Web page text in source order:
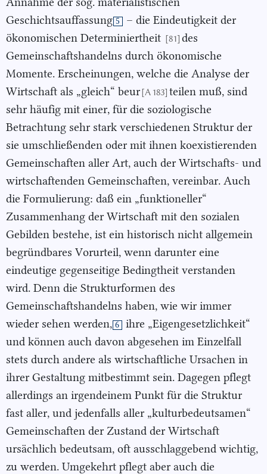
Geschichtsauffassung 5
– die Eindeutigkeit der
ökonomischen Determiniertheit [81] des
Gemeinschaftshandelns durch ökonomische
Momente. Erscheinungen, welche die Analyse der
Wirtschaft als „gleich“ beur[A 183] teilen muß, sind
sehr häufig mit einer, für die soziologische
Betrachtung sehr stark verschiedenen Struktur der
sie umschließenden oder mit ihnen koexistierenden
Gemeinschaften aller Art, auch der Wirtschafts- und
wirtschaftenden Gemeinschaften, vereinbar. Auch
die Formulierung: daß ein „funktioneller“
Zusammenhang der Wirtschaft mit den sozialen
Gebilden bestehe, ist ein historisch nicht allgemein
begründbares Vorurteil, wenn darunter eine
eindeutige gegenseitige Bedingtheit verstanden
wird. Denn die Strukturformen des
Gemeinschaftshandelns haben, wie wir immer
wieder sehen werden, 6
ihre „Eigengesetzlichkeit“
und können auch davon abgesehen im Einzelfall
stets durch andere als wirtschaftliche Ursachen in
ihrer Gestaltung mitbestimmt sein. Dagegen pflegt
allerdings an irgendeinem Punkt für die Struktur
fast aller, und jedenfalls aller „kulturbedeutsamen“
Gemeinschaften der Zustand der Wirtschaft
ursächlich bedeutsam, oft ausschlaggebend wichtig,
zu werden. Umgekehrt pflegt aber auch die